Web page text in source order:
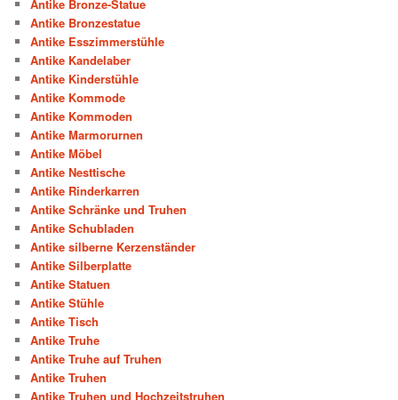
Antike Bronze-Statue
Antike Bronzestatue
Antike Esszimmerstühle
Antike Kandelaber
Antike Kinderstühle
Antike Kommode
Antike Kommoden
Antike Marmorurnen
Antike Möbel
Antike Nesttische
Antike Rinderkarren
Antike Schränke und Truhen
Antike Schubladen
Antike silberne Kerzenständer
Antike Silberplatte
Antike Statuen
Antike Stühle
Antike Tisch
Antike Truhe
Antike Truhe auf Truhen
Antike Truhen
Antike Truhen und Hochzeitstruhen